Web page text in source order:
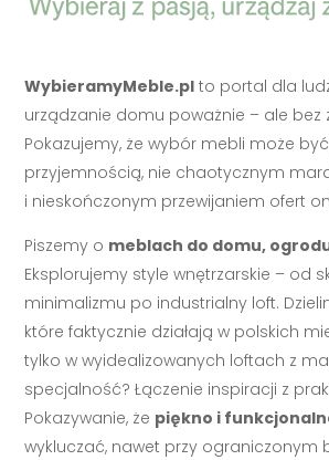
WybieramyMeble.pl to portal dla
urządzanie domu poważnie – ale bez
Pokazujemy, że wybór mebli może
przyjemnością, nie chaotycznym
i nieskończonym przewijaniem ofert
Piszemy o meblach do domu,
Eksplorujemy style wnętrzarskie – od
minimalizmu po industrialny loft.
które faktycznie działają w polskich
tylko w wyidealizowanych loftach z
specjalność? Łączenie inspiracji z
Pokazywanie, że piękno i
wykluczać, nawet przy ograniczonym